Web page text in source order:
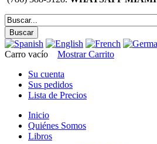
Carro vacío
Mostrar Carrito
Su cuenta
Sus pedidos
Lista de Precios
Inicio
Quiénes Somos
Libros